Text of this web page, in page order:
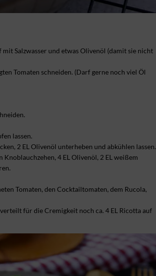
Salzwasser und etwas Olivenöl (damit sie nicht
Tomaten schneiden. (Darf gerne noch viel Öl
lassen.
2 EL Olivenöl unterheben und abkühlen lassen.
Knoblauchzehen, 4 EL Olivenöl, 2 EL weißem
Tomaten, den Cocktailtomaten, dem Rucola,
für die Cremigkeit noch ca. 4 EL Ricotta auf